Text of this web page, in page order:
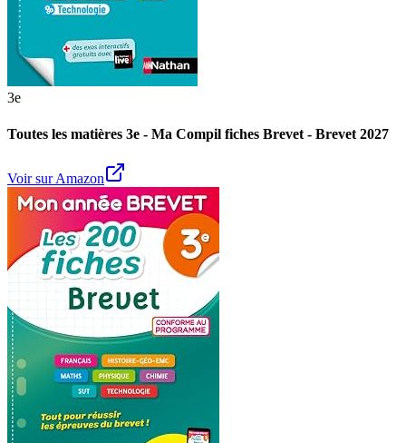
3e
Toutes les matières 3e - Ma Compil fiches Brevet - Brevet 2027
Voir sur Amazon